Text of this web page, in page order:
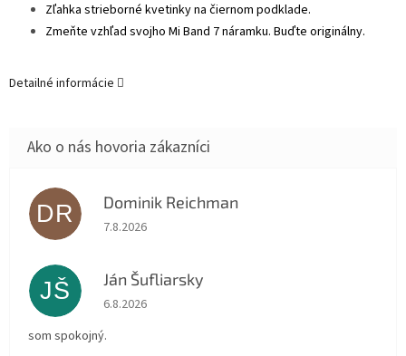
Zľahka strieborné kvetinky na čiernom podklade.
Zmeňte vzhľad svojho Mi Band 7 náramku. Buďte originálny.
Detailné informácie
DR Dominik Reichman
Hodnotenie obchodu je 5 z 5 hviezdičiek.
7.8.2026
JŠ Ján Šufliarsky
Hodnotenie obchodu je 5 z 5 hviezdičiek.
6.8.2026
som spokojný.